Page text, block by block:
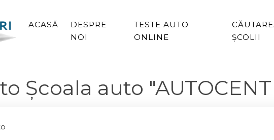
ACASĂ
DESPRE
NOI
TESTE AUTO
ONLINE
ȘCOLII
Şcoala auto